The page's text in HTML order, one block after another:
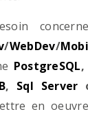
/WebDev/
PostgreSQL,
, Sql Server
en